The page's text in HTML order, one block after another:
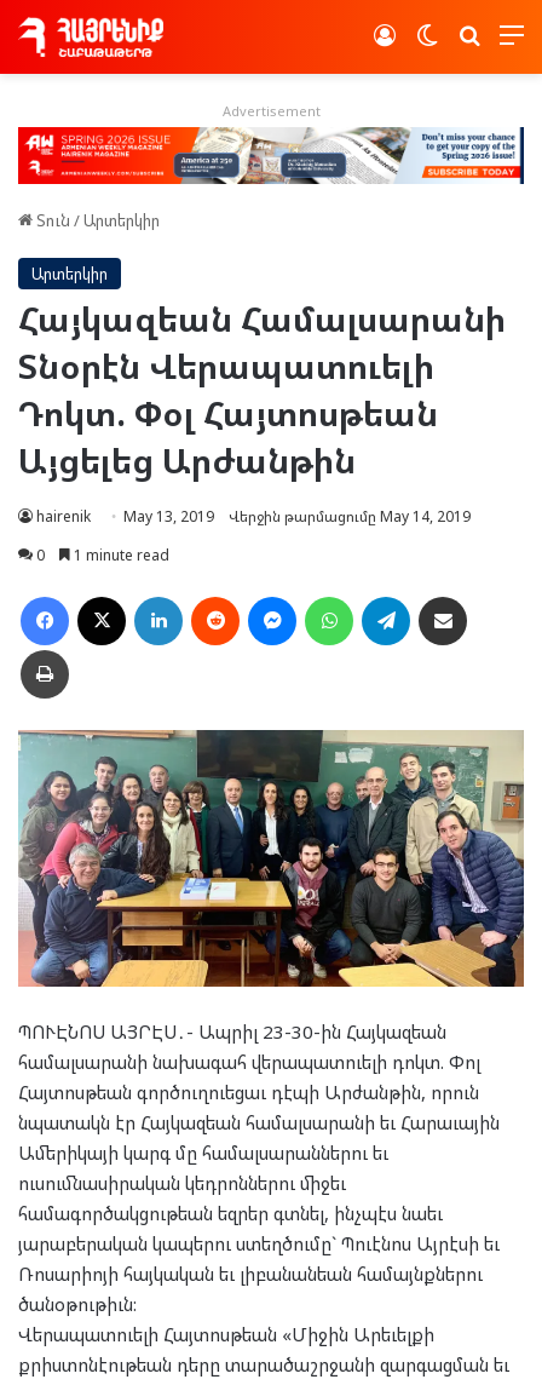
Switch skin
Log In
Advertisement
Տուն /Արտերկիր
Արտերկիր
Հայկազեան Համալսարանի
Տնօրէն Վերապատուելի
Դոկտ. Փօլ Հայտոսթեան
Այցելեց Արժանթին
hairenik May 13, 2019
Վերջին թարմացումը May 14, 2019
0
1 minute read
Facebook LinkedIn Reddit MessengerWhatsAppTelegram
Տպել
ՊՈՒԷՆՈՍ ԱՅՐԷՍ․- Ապրիլ 23-30-ին Հայկազեան
համալսարանի նախագահ վերապատուելի դոկտ. Փոլ
Հայտոսթեան գործուղուեցաւ դէպի Արժանթին, որուն
նպատակն էր Հայկազեան համալսարանի եւ Հարաւային
Ամերիկայի կարգ մը համալսարաններու եւ
ուսումնասիրական կեդրոններու միջեւ
համագործակցութեան եզրեր գտնել, ինչպէս նաեւ
յարաբերական կապերու ստեղծումը` Պուէնոս Այրէսի եւ
Ռոսարիոյի հայկական եւ լիբանանեան համայնքներու
ծանօթութիւն:
Վերապատուելի Հայտոսթեան «Միջին Արեւելքի
քրիստոնէութեան դերը տարածաշրջանի զարգացման եւ